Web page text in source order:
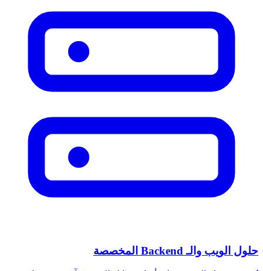
حلول الويب والـ Backend المخصصة